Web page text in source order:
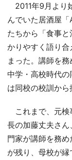
2011年9月より
んでいた居酒屋
たちから「食事
かりやすく語り
まった。講師を
中学・高校時代の
は同校の校訓から
これまで、元検
長の加藤丈夫さ
門家が講師を務
が残り、母校が